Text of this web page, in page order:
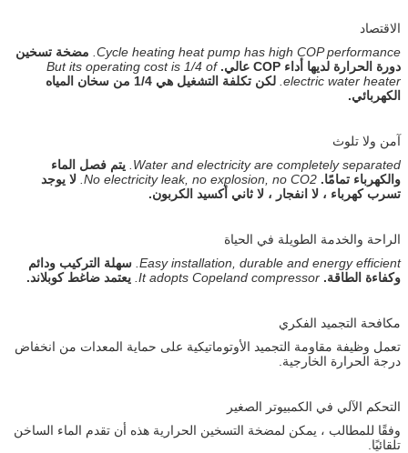
الاقتصاد
Cycle heating heat pump has high COP performance. مضخة تسخين
دورة الحرارة لديها أداء COP عالي.
But its operating cost is 1/4 of
electric water heater.
لكن تكلفة التشغيل هي 1/4 من سخان المياه
الكهربائي.
آمن ولا تلوث
Water and electricity are completely separated. يتم فصل الماء
والكهرباء تمامًا. No electricity leak, no explosion, no CO2. لا يوجد
تسرب كهرباء ، لا انفجار ، لا ثاني أكسيد الكربون.
الراحة والخدمة الطويلة في الحياة
Easy installation, durable and energy efficient. سهلة التركيب ودائم
وكفاءة الطاقة. It adopts Copeland compressor. يعتمد ضاغط كوبلاند.
مكافحة التجميد الفكري
تعمل وظيفة مقاومة التجميد الأوتوماتيكية على حماية المعدات من انخفاض
درجة الحرارة الخارجية.
التحكم الآلي في الكمبيوتر الصغير
وفقًا للمطالب ، يمكن لمضخة التسخين الحرارية هذه أن تقدم الماء الساخن
تلقائيًا.